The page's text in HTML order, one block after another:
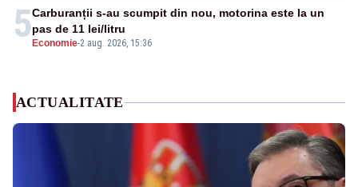
5 Economie-2 aug. 2026, 15:36
Carburanții s-au scumpit din nou, motorina este la un
pas de 11 lei/litru
ACTUALITATE